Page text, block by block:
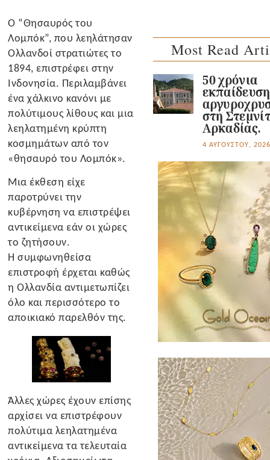
Ο “Θησαυρός του
Λομπόκ”, που λεηλάτησαν
Ολλανδοί στρατιώτες το
1894, επιστρέφει στην
Ινδονησία. Περιλαμβάνει
ένα χάλκινο κανόνι με
πολύτιμους λίθους και μια
λεηλατημένη κρύπτη
κοσμημάτων από τον
«θησαυρό του Λομπόκ».
Μια έκθεση είχε
παροτρύνει την
κυβέρνηση να επιστρέψει
αντικείμενα εάν οι χώρες
το ζητήσουν.
Η συμφωνηθείσα
επιστροφή έρχεται καθώς
η Ολλανδία αντιμετωπίζει
όλο και περισσότερο το
αποικιακό παρελθόν της.
Άλλες χώρες έχουν επίσης
αρχίσει να επιστρέφουν
πολύτιμα λεηλατημένα
αντικείμενα τα τελευταία
Most Read
50 χρόνια
εκπαίδευση
στη
Αρκαδίας.
4 ΑΥΓΟΎΣΤΟΥ, 2026